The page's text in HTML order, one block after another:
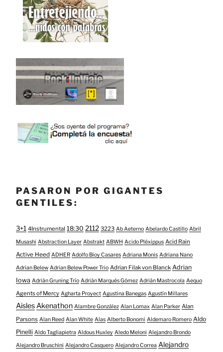
PASARON POR GIGANTES
GENTILES:
3+1 4Instrumental 18:30 2112 3223 Ab Aeterno Abelardo Castillo Abril
Musashi Abstraction Layer Abstrakt ABWH Acido Pléxippus Acid Rain
Active Heed ADHER Adolfo Bioy Casares Adriana Monis Adriana Nano
Adrian Belew Adrian Belew Power Trio Adrian Filak von Blanck Adrian
Iowa Adrián Gruning Trío Adrián Marqués Gómez Adrián Mastrocola Aequo
Agents of Mercy Agharta Proyect Agustina Banegas Agustín Millares
AislesAkenathon Alambre González Alan Lomax Alan Parker Alan
Parsons Alan Reed Alan White Alas Alberto Bonomi Aldemaro Romero Aldo
Pinelli Aldo Tagliapietra Aldous Huxley Aledo Meloni Alejandro Brondo
Alejandro Bruschini Alejandro Casquero Alejandro Correa Alejandro